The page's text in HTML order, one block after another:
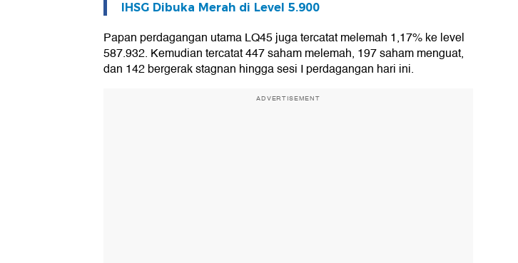
IHSG Dibuka Merah di Level 5.900
Papan perdagangan utama LQ45 juga tercatat melemah 1,17% ke level
587.932. Kemudian tercatat 447 saham melemah, 197 saham menguat,
dan 142 bergerak stagnan hingga sesi I perdagangan hari ini.
ADVERTISEMENT